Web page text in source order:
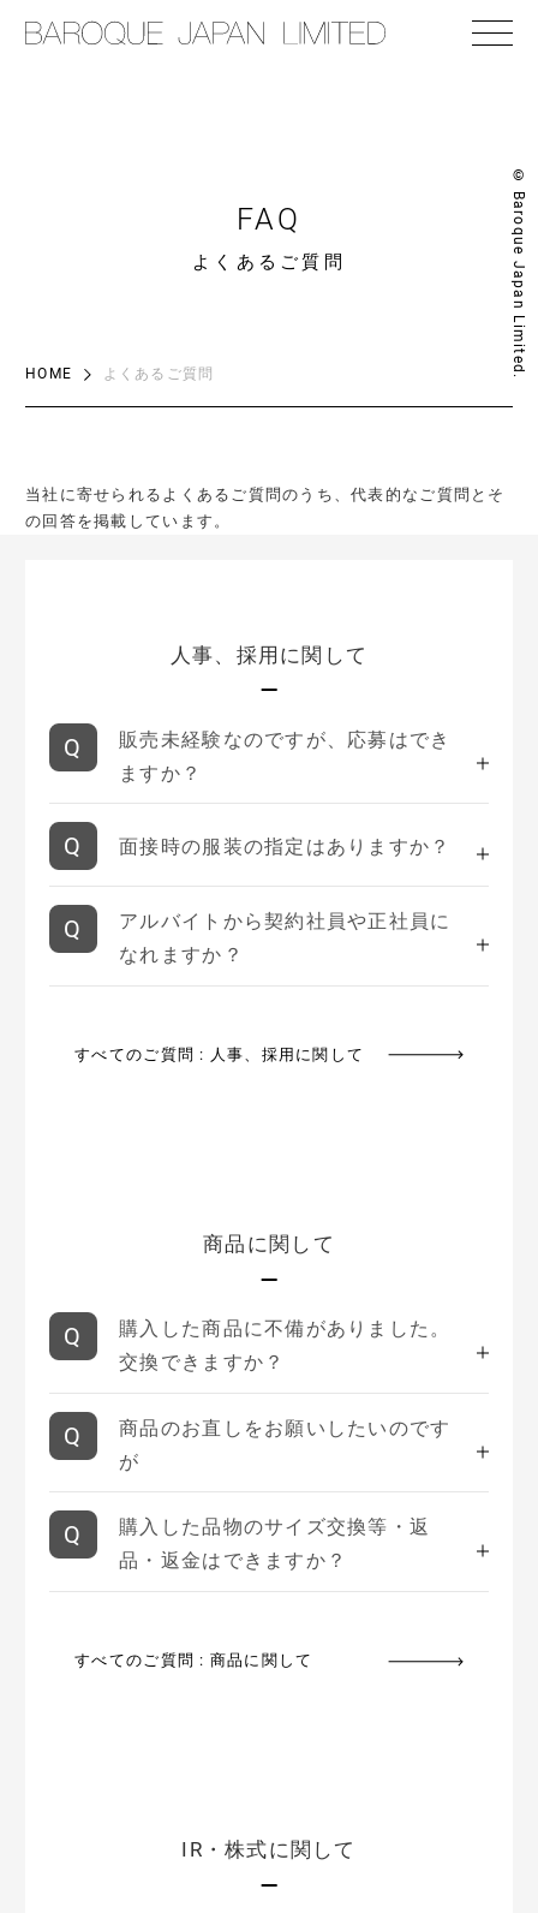
FAQ
よくあるご質問 © Baroque Japan Limited.
HOME よくあるご質問
当社に寄せられるよくあるご質問のうち、代表的なご質問とそ
の回答を掲載しています。
人事、採用に関して
販売未経験なのですが、応募はでき
ますか？
面接時の服装の指定はありますか？
アルバイトから契約社員や正社員に
なれますか？
すべてのご質問 : 人事、採用に関して
商品に関して
購入した商品に不備がありました。
交換できますか？
商品のお直しをお願いしたいのです
が
購入した品物のサイズ交換等・返
品・返金はできますか？
すべてのご質問 : 商品に関して
IR・株式に関して